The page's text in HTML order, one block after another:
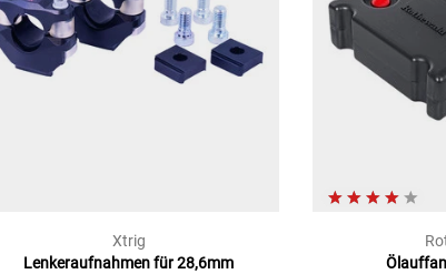
Xtrig
Lenkeraufnahmen für 28,6mm